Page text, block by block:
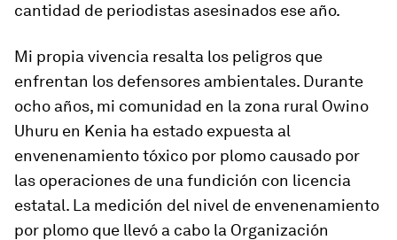
cantidad de periodistas asesinados ese año.
Mi propia vivencia resalta los peligros que
enfrentan los defensores ambientales. Durante
ocho años, mi comunidad en la zona rural Owino
Uhuru en Kenia ha estado expuesta al
envenenamiento tóxico por plomo causado por
las operaciones de una fundición con licencia
estatal. La medición del nivel de envenenamiento
por plomo que llevó a cabo la Organización